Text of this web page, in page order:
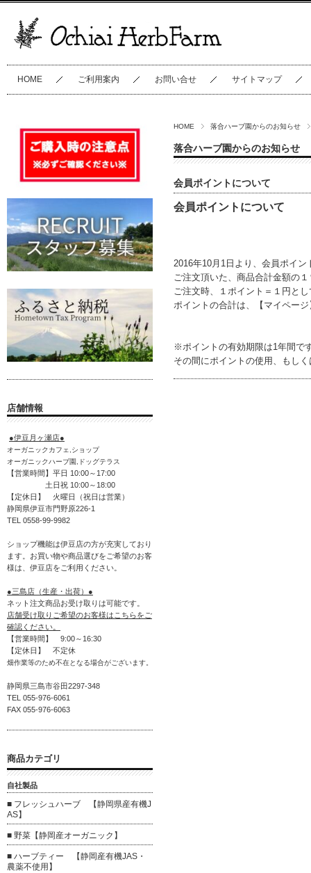
HOME ご利用案内 お問い合せ サイトマップ
HOME 落合ハーブ園からのお知らせ
落合ハーブ園からのお知らせ
会員ポイントについて
会員ポイントについて
2016年10月1日より、会員ポイ
ご注文頂いた、商品合計金額の
ご注文時、１ポイント＝１円と
ポイントの合計は、【マイペー
※ポイントの有効期限は1年間で
その間にポイントの使用、もし
店舗情報
●伊豆月ヶ瀬店●
オーガニックカフェ,ショップ
オーガニックハーブ園,ドッグテラス
【営業時間】平日 10:00～17:00
土日祝 10:00～18:00
【定休日】 火曜日（祝日は営業）
静岡県伊豆市門野原226-1
TEL 0558-99-9982
ショップ機能は伊豆店の方が充実しており
ます。お買い物や商品選びをご希望のお客
様は、伊豆店をご利用ください。
●三島店（生産・出荷）●
ネット注文商品お受け取りは可能です。
店舗受け取りご希望のお客様はこちらをご
確認ください。
【営業時間】 9:00～16:30
【定休日】 不定休
畑作業等のため不在となる場合がございます。
静岡県三島市谷田2297-348
TEL 055-976-6061
FAX 055-976-6063
商品カテゴリ
自社製品
■ フレッシュハーブ 【静岡県産有機J
AS】
■ 野菜【静岡産オーガニック】
■ ハーブティー 【静岡産有機JAS・
農薬不使用】